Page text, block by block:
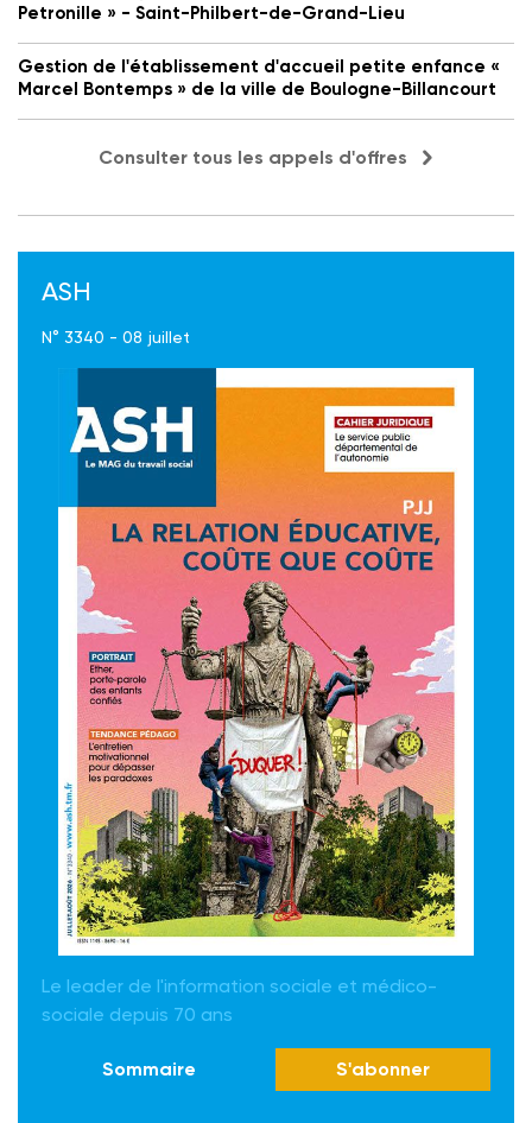
Petronille » - Saint-Philbert-de-Grand-Lieu
Gestion de l'établissement d'accueil petite enfance «
Marcel Bontemps » de la ville de Boulogne-Billancourt
Consulter tous les appels d'offres
ASH
N° 3340 - 08 juillet
Le leader de l'information sociale et médico-
sociale depuis 70 ans
Sommaire S'abonner